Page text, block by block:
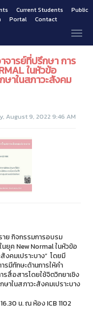
Current Students
Public
Portal Contact
จารย์ที่ปรึกษา การ
ในหัวข้อ
ษาในสภาวะสังคม
August 9, 2022 9:46 AM
ย กิจกรรมการอบรม
ยุค New Normal ในหัวข้อ
งคมเปราะบาง” โดยมี
มีทักษะด้านการให้คำ
รสื่อสารโดยใช้จิตวิทยาเชิง
าในสภาวะสังคมเปราะบาง
น. ณ ห้อง ICB 1102